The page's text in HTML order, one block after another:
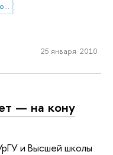
Совместная программа "двух дипломов" УрГУ и НИУ ВШЭ
25 января 2010
— на кону
и Высшей школы